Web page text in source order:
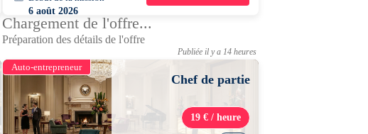
6 août 2026
13h30 - 21h00
Chargement de l'offre...
Préparation des détails de l'offre
Publiée il y a 14 heures
Auto-entrepreneur
Chef de partie
19 € / heure